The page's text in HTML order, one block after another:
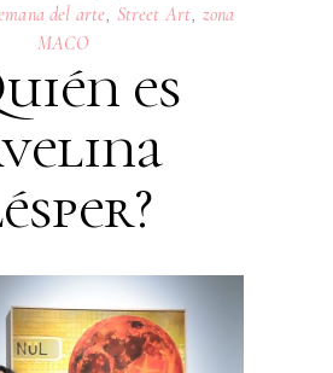
del arte, Street Art, zona
MACO
es